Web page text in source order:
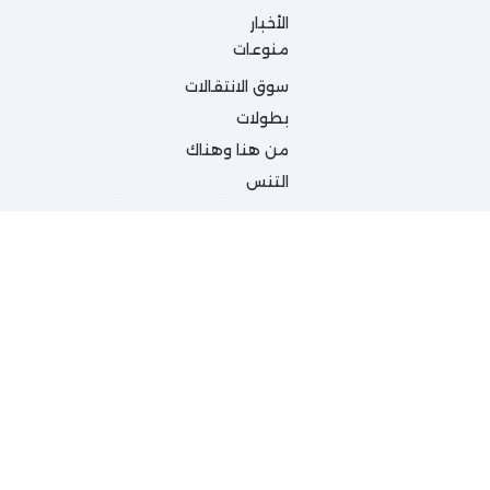
الأخبار
منوعات
سوق الانتقالات
بطولات
من هنا وهناك
التنس